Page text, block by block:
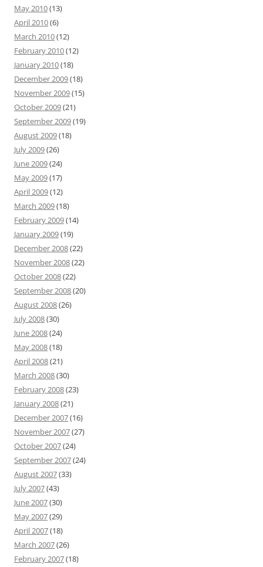
May 2010(13)
April 2010(6)
March 2010(12)
February 2010(12)
January 2010(18)
December 2009(18)
November 2009(15)
October 2009(21)
September 2009(19)
August 2009(18)
July 2009(26)
June 2009(24)
May 2009(17)
April 2009(12)
March 2009(18)
February 2009(14)
January 2009(19)
December 2008(22)
November 2008(22)
October 2008(22)
September 2008(20)
August 2008(26)
July 2008(30)
June 2008(24)
May 2008(18)
April 2008(21)
March 2008(30)
February 2008(23)
January 2008(21)
December 2007(16)
November 2007(27)
October 2007(24)
September 2007(24)
August 2007(33)
July 2007(43)
June 2007(30)
May 2007(29)
April 2007(18)
March 2007(26)
February 2007(18)